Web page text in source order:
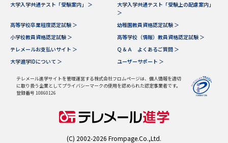
大学入学共通テスト「受験案内」 ＞
大学入学共通テスト「受験上の配慮案内」
＞
高等学校卒業程度認定試験 ＞
幼稚園教員資格認定試験 ＞
小学校教員資格認定試験 ＞
高等学校（情報）教員資格認定試験 ＞
テレメールお支払いサイト ＞
Ｑ＆Ａ よくあるご質問 ＞
大学進学IDについて ＞
ユーザーサポート ＞
テレメール進学サイトを管理運営する株式会社フロムページは、個人情報を適切
に取り扱う企業としてプライバシーマークの使用を認められた認定事業者です。
登録番号 10860126
(C) 2002-2026 Frompage.Co.,Ltd.